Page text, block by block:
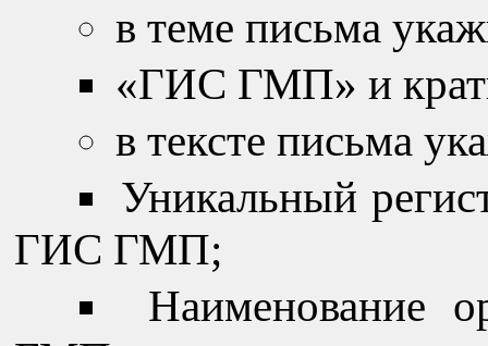
в теме письма
«ГИС ГМП» и
в тексте письма
Уникальный
ГИС ГМП;
Наименование